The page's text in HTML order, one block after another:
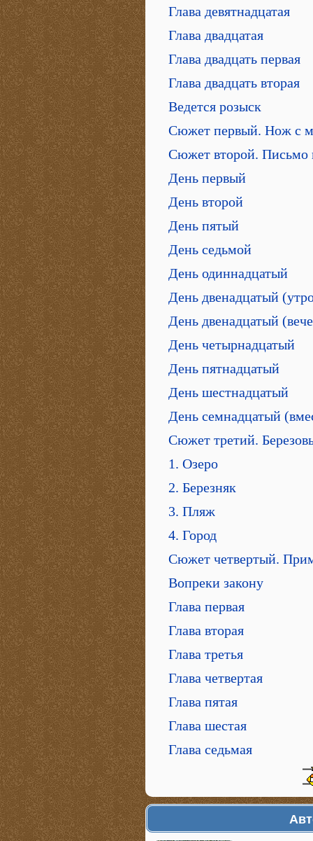
Глава девятнадцатая
Глава двадцатая
Глава двадцать первая
Глава двадцать вторая
Ведется розыск
Сюжет первый. Нож с
Сюжет второй. Письмо
День первый
День второй
День пятый
День седьмой
День одиннадцатый
День двенадцатый
День двенадцатый
День четырнадцатый
День пятнадцатый
День шестнадцатый
День семнадцатый
Сюжет третий.
1. Озеро
2. Березняк
3. Пляж
4. Город
Сюжет четвертый.
Вопреки закону
Глава первая
Глава вторая
Глава третья
Глава четвертая
Глава пятая
Глава шестая
Глава седьмая